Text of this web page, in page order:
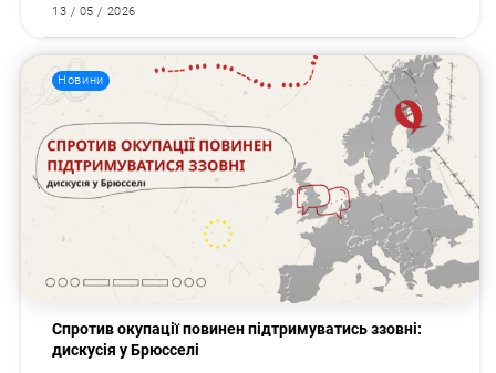
Пошук за запитом:
13 / 05 / 2026
Новини
Спротив окупації повинен підтримуватись ззовні:
дискусія у Брюсселі